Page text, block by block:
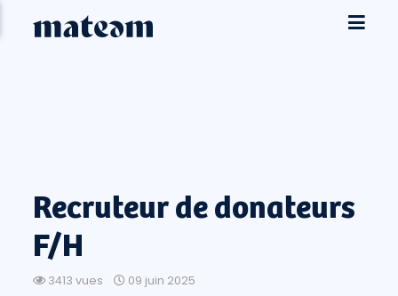
Recruteur de donateurs
F/H
3413 vues 09 juin 2025